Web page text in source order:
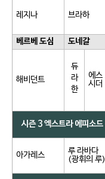
레지나 브라하
베르베 도심 도네갈
해비던트
듀
라
한
에스
시더
시즌 3 엑스트라 에피소드
아가레스
루 라바다
(광휘의 루)